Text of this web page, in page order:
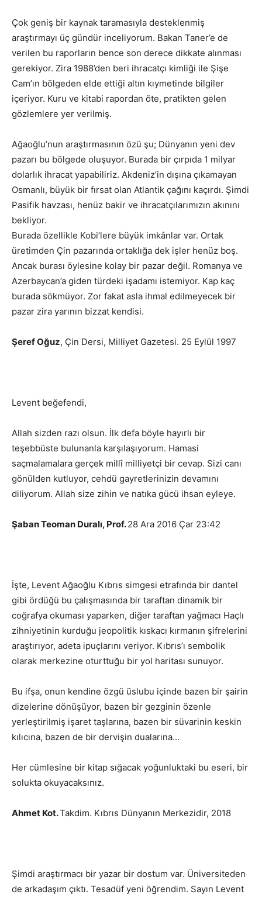
Çok geniş bir kaynak taramasıyla desteklenmiş
araştırmayı üç gündür inceliyorum. Bakan Taner’e de
verilen bu raporların bence son derece dikkate alınması
gerekiyor. Zira 1988’den beri ihracatçı kimliği ile Şişe
Cam’ın bölgeden elde ettiği altın kıymetinde bilgiler
içeriyor. Kuru ve kitabi rapordan öte, pratikten gelen
gözlemlere yer verilmiş.
Ağaoğlu’nun araştırmasının özü şu; Dünyanın yeni dev
pazarı bu bölgede oluşuyor. Burada bir çırpıda 1 milyar
dolarlık ihracat yapabiliriz. Akdeniz’in dışına çıkamayan
Osmanlı, büyük bir fırsat olan Atlantik çağını kaçırdı. Şimdi
Pasifik havzası, henüz bakir ve ihracatçılarımızın akınını
bekliyor.
Burada özellikle Kobi’lere büyük imkânlar var. Ortak
üretimden Çin pazarında ortaklığa dek işler henüz boş.
Ancak burası öylesine kolay bir pazar değil. Romanya ve
Azerbaycan’a giden türdeki işadamı istemiyor. Kap kaç
burada sökmüyor. Zor fakat asla ihmal edilmeyecek bir
pazar zira yarının bizzat kendisi.
Şeref Oğuz, Çin Dersi, Milliyet Gazetesi. 25 Eylül 1997
Levent beğefendi,
Allah sizden razı olsun. İlk defa böyle hayırlı bir
teşebbüste bulunanla karşılaşıyorum. Hamasi
saçmalamalara gerçek millî milliyetçi bir cevap. Sizi canı
gönülden kutluyor, cehdü gayretlerinizin devamını
diliyorum. Allah size zihin ve natıka gücü ihsan eyleye.
Şaban Teoman Duralı, Prof.28 Ara 2016 Çar 23:42
İşte, Levent Ağaoğlu Kıbrıs simgesi etrafında bir dantel
gibi ördüğü bu çalışmasında bir taraftan dinamik bir
coğrafya okuması yaparken, diğer taraftan yağmacı Haçlı
zihniyetinin kurduğu jeopolitik kıskacı kırmanın şifrelerini
araştırıyor, adeta ipuçlarını veriyor. Kıbrıs’ı sembolik
olarak merkezine oturttuğu bir yol haritası sunuyor.
Bu ifşa, onun kendine özgü üslubu içinde bazen bir şairin
dizelerine dönüşüyor, bazen bir gezginin özenle
yerleştirilmiş işaret taşlarına, bazen bir süvarinin keskin
kılıcına, bazen de bir dervişin dualarına…
Her cümlesine bir kitap sığacak yoğunluktaki bu eseri, bir
solukta okuyacaksınız.
Ahmet Kot.Takdim. Kıbrıs Dünyanın Merkezidir, 2018
Şimdi araştırmacı bir yazar bir dostum var. Üniversiteden
de arkadaşım çıktı. Tesadüf yeni öğrendim. Sayın Levent